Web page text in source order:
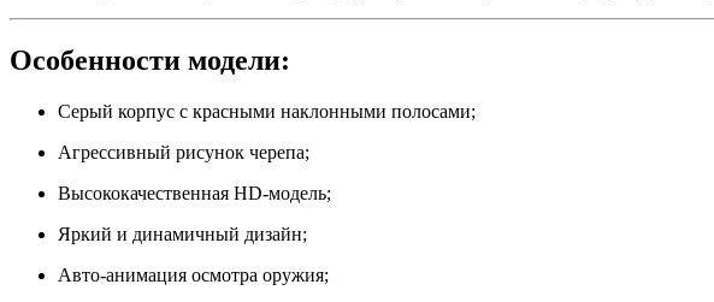
Особенности модели:
Серый корпус с красными наклонными полосами;
Агрессивный рисунок черепа;
Высококачественная HD-модель;
Яркий и динамичный дизайн;
Авто-анимация осмотра оружия;